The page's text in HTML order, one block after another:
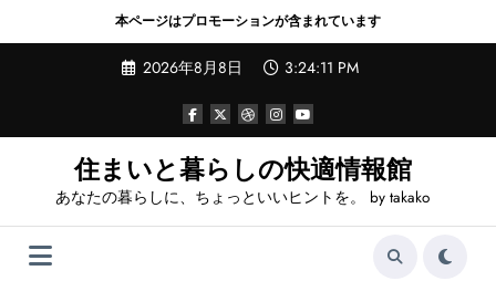
本ページはプロモーションが含まれています
ツ
2026年8月8日 3:24:12 PM
住まいと暮らしの快適情報館
あなたの暮らしに、ちょっといいヒントを。 by takako